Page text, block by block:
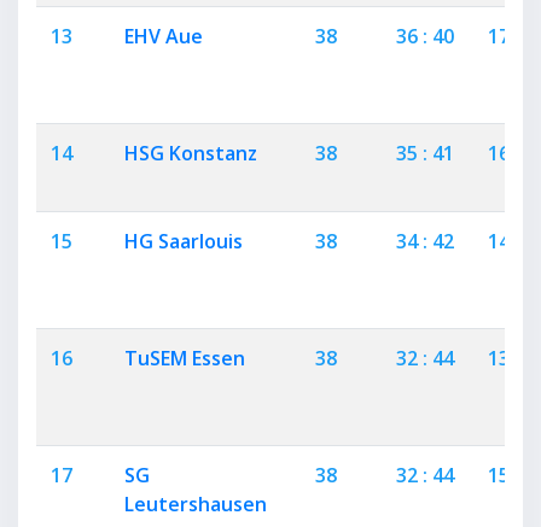
13 EHV Aue 38 36 : 40 17
14 HSG Konstanz 38 35 : 41 16
15 HG Saarlouis 38 34 : 42 14
16 TuSEM Essen 38 32 : 44 13
17
SG
Leutershausen
38 32 : 44 15